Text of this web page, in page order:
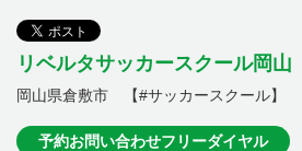
リベルタサッカースクール岡山
岡山県倉敷市 【#サッカースクール】
予約お問い合わせフリーダイヤル